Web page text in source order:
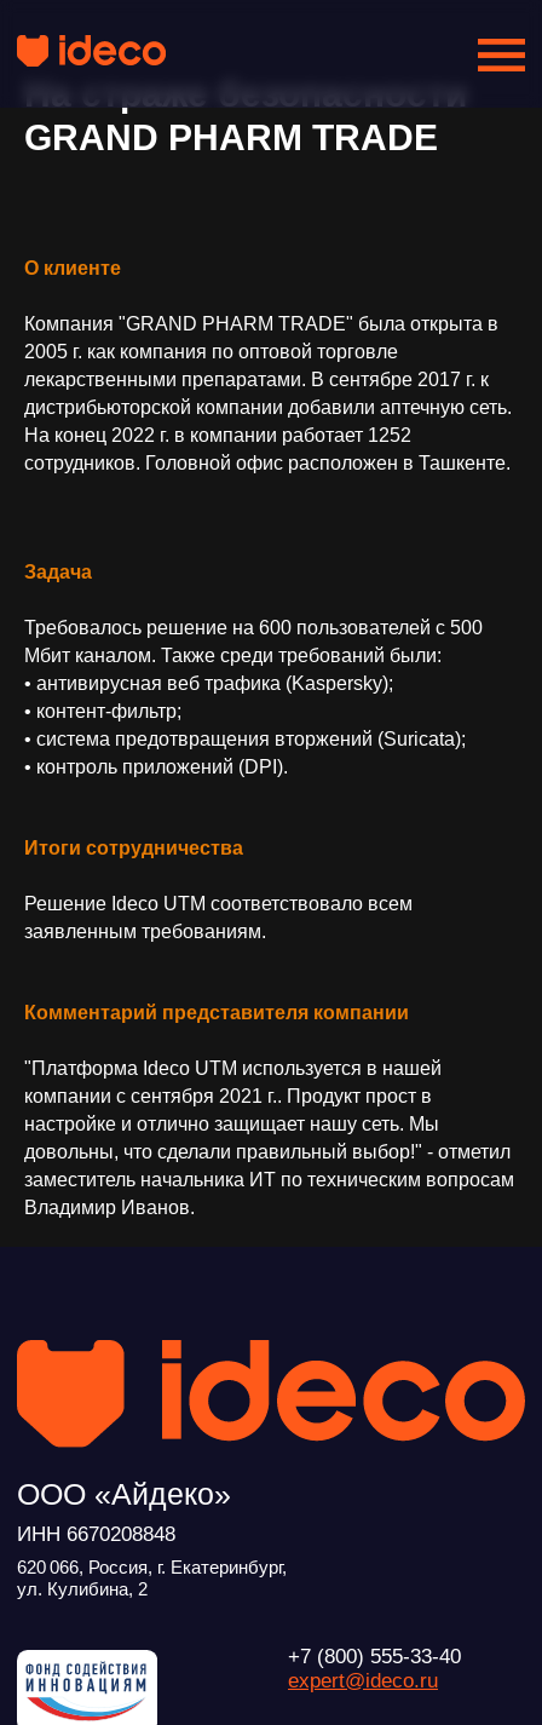
На страже безопасности
GRAND PHARM TRADE
О клиенте
Компания "GRAND PHARM TRADE" была открыта в
2005 г. как компания по оптовой торговле
лекарственными препаратами. В сентябре 2017 г. к
дистрибьюторской компании добавили аптечную сеть.
На конец 2022 г. в компании работает 1252
сотрудников. Головной офис расположен в Ташкенте.
Задача
Требовалось решение на 600 пользователей с 500
Мбит каналом. Также среди требований были:
• антивирусная веб трафика (Kaspersky);
• контент-фильтр;
• система предотвращения вторжений (Suricata);
• контроль приложений (DPI).
Итоги сотрудничества
Решение Ideco UTM соответствовало всем
заявленным требованиям.
Комментарий представителя компании
"Платформа Ideco UTM используется в нашей
компании с сентября 2021 г.. Продукт прост в
настройке и отлично защищает нашу сеть. Мы
довольны, что сделали правильный выбор!" - отметил
заместитель начальника ИТ по техническим вопросам
Владимир Иванов.
+7 (800) 555-33-40
Клиентский сервис
Партнеры
Выбрать
интегратора
Авторизованные центры
Признание и аналитика
Сертификация ФСТЭК
DNS Security в NGFW
Релизы Ideco
Информационная
Дорожная карта
ВКонтакте Файрвольная
620 066, Россия, г. Екатеринбург,
ул. Кулибина, 2
ИНН 6670208848
ООО «Айдеко»